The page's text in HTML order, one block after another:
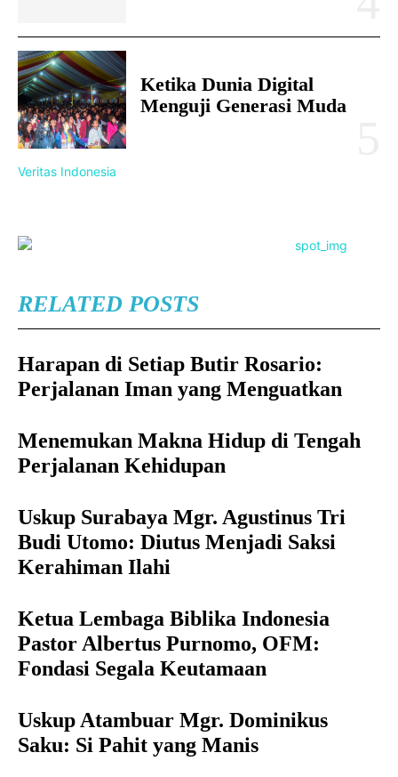
Ketika Dunia Digital
Menguji Generasi Muda
Veritas Indonesia
RELATED POSTS
Harapan di Setiap Butir Rosario:
Perjalanan Iman yang Menguatkan
Menemukan Makna Hidup di Tengah
Perjalanan Kehidupan
Uskup Surabaya Mgr. Agustinus Tri
Budi Utomo: Diutus Menjadi Saksi
Kerahiman Ilahi
Ketua Lembaga Biblika Indonesia
Pastor Albertus Purnomo, OFM:
Fondasi Segala Keutamaan
Uskup Atambuar Mgr. Dominikus
Saku: Si Pahit yang Manis